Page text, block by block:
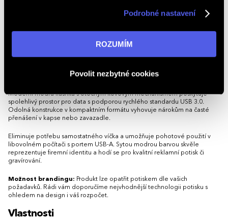
v reklamní síti na ostatních webech. Kliknutím na tlačítko
informací navštivte naši stránkuzásadách ochrany
Podrobné nastavení
ROZUMÍM
Povolit nezbytné cookies
Díky malým rozměrům se snadno
logem a vytvořte efektivní reklamní předmět, který bude vaši značku
USB flash disk TWISTO USB 3.0 kombinuje rychlost, praktičnost a
eleganci, což z něj činí ideální volbu pro osobní i firemní využití.
Moderní modrá flashka s otočným kovovým mechanismem poskytuje
spolehlivý prostor pro data s podporou rychlého standardu USB 3.0.
Odolná konstrukce v kompaktním formátu vyhovuje nárokům na časté
přenášení v kapse nebo zavazadle.
Eliminuje potřebu samostatného víčka a umožňuje pohotové použití v
libovolném počítači s portem USB-A. Sytou modrou barvou skvěle
reprezentuje firemní identitu a hodí se pro kvalitní reklamní potisk či
gravírování.
Možnost brandingu: Produkt lze opatřit potiskem dle vašich
požadavků. Rádi vám doporučíme nejvhodnější technologii potisku s
ohledem na design i váš rozpočet.
Vlastnosti